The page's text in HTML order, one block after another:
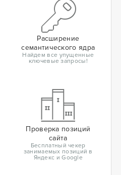
Расширение
семантического ядра
Найдем все упущенные
ключевые запросы!
Проверка позиций
сайта
Бесплатный чекер
занимаемых позиций в
Яндекс и Google